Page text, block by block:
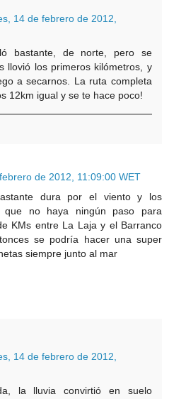
14 de febrero de 2012,
bastante, de norte, pero se
llovió los primeros kilómetros, y
a secarnos. La ruta completa
12km igual y se te hace poco!
de 2012, 11:09:00 WET
dura por el viento y los
que no haya ningún paso para
KMs entre La Laja y el Barranco
se podría hacer una super
siempre junto al mar
14 de febrero de 2012,
la lluvia convirtió en suelo